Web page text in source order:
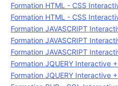
Formation HTML - CSS
Formation HTML - CSS
Formation JAVASCRIPT
Formation JAVASCRIPT
Formation JAVASCRIPT
Formation JQUERY Interactive
Formation JQUERY Interactive